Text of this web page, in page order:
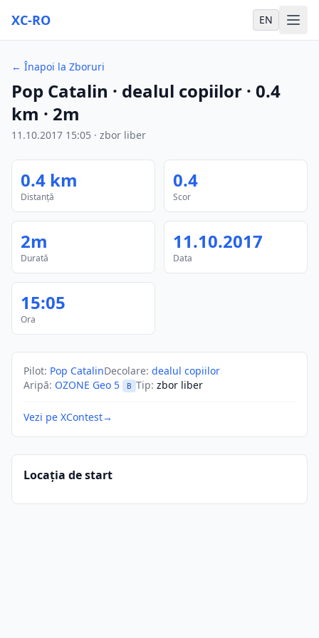
XC-RO EN
← Înapoi la Zboruri
Pop Catalin · dealul copiilor · 0.4
km · 2m
11.10.2017 15:05 · zbor liber
0.4 km
Distanță
0.4
Scor
2m
Durată
11.10.2017
Data
15:05
Ora
Pilot: Pop CatalinDecolare: dealul copiilor
Aripă: OZONE Geo 5 B Tip: zbor liber
Vezi pe XContest→
Locația de start